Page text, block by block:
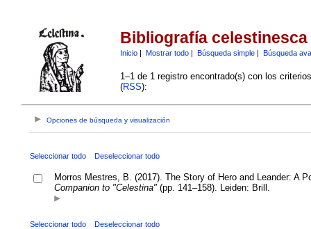
Bibliografía celestinesca
Inicio| Mostrar todo| Búsqueda simple| Búsqueda
1–1 de 1 registro encontrado(s) con los
(RSS):
Opciones de búsqueda y visualización
Seleccionar todo Deseleccionar todo
Morros Mestres, B. (2017). The Story of Hero and Leander: A
Companion to "Celestina"(pp. 141–158). Leiden: Brill.
Seleccionar todo Deseleccionar todo